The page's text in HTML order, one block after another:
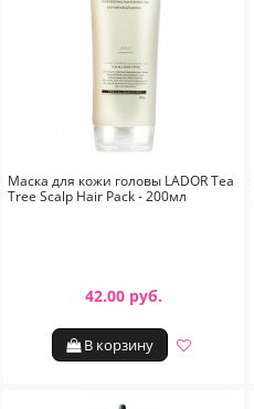
Маска для кожи головы LADOR Tea
Tree Scalp Hair Pack - 200мл
42.00 руб.
В корзину